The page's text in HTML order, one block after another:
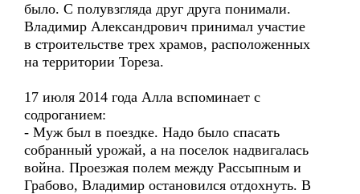
было. С полувзгляда друг друга понимали.
Владимир Александрович принимал участие
в строительстве трех храмов, расположенных
на территории Тореза.
17 июля 2014 года Алла вспоминает с
содроганием:
- Муж был в поездке. Надо было спасать
собранный урожай, а на поселок надвигалась
война. Проезжая полем между Рассыпным и
Грабово, Владимир остановился отдохнуть. В